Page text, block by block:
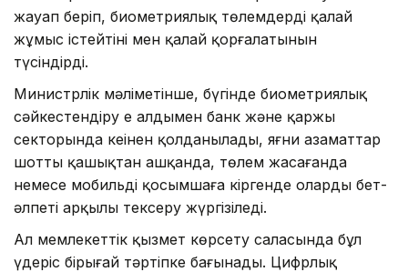
жауап беріп, биометриялық төлемдердің қалай
жұмыс істейтіні мен қалай қорғалатынын
түсіндірді.
Министрлік мәліметінше, бүгінде биометриялық
сәйкестендіру ең алдымен банк және қаржы
секторында кеңінен қолданылады, яғни азаматтар
шотты қашықтан ашқанда, төлем жасағанда
немесе мобильді қосымшаға кіргенде олардың бет-
әлпеті арқылы тексеру жүргізіледі.
Ал мемлекеттік қызмет көрсету саласында бұл
үдеріс бірыңғай тәртіпке бағынады. Цифрлық